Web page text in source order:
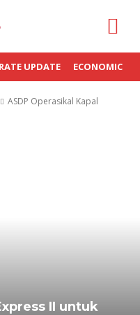
UPDATE ECONOMIC
ASDP Operasikal Kapal
II untuk